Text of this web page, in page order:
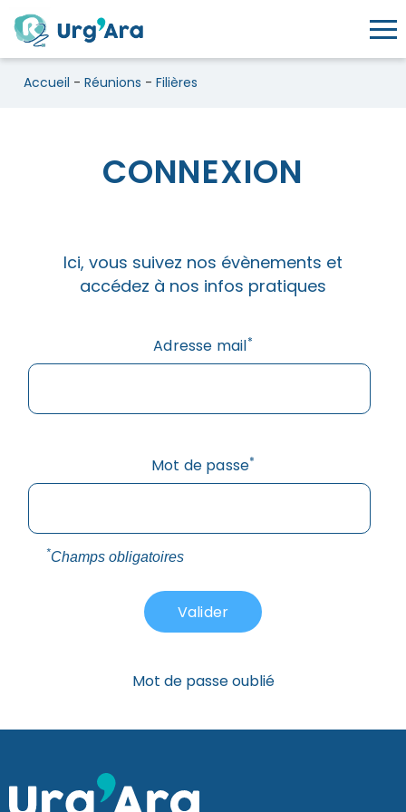
Accueil - Réunions - Filières
CONNEXION
Ici, vous suivez nos évènements et
accédez à nos infos pratiques
Adresse mail*
Mot de passe*
*Champs obligatoires
Mot de passe oublié